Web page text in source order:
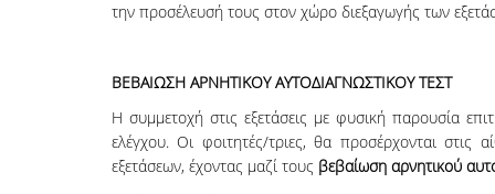
την προσέλευσή τους στον χώρο διεξαγωγής των
ΒΕΒΑΙΩΣΗ ΑΡΝΗΤΙΚΟΥ ΑΥΤΟΔΙΑΓΝΩΣΤΙΚΟΥ ΤΕΣΤ
Η συμμετοχή στις εξετάσεις με φυσική παρουσία
ελέγχου. Οι φοιτητές/τριες, θα προσέρχονται στις
εξετάσεων, έχοντας μαζί τους βεβαίωση αρνητικού